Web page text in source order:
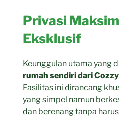
Privasi
Eksklusif
Keunggulan utama yang
rumah sendiri dari
Fasilitas ini dirancang
yang simpel namun
dan berenang tanpa